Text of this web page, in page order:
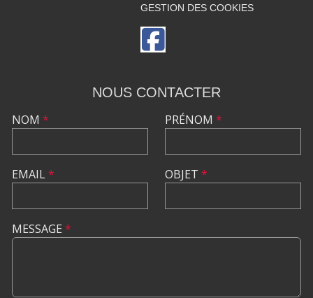
GESTION DES COOKIES
NOUS CONTACTER
NOM *
EMAIL*
PRÉNOM *
OBJET *
MESSAGE *